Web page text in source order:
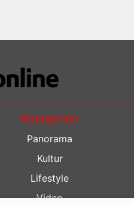
Kategorien
Panorama
Kultur
Lifestyle
Video